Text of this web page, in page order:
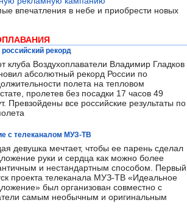
впечатления в небе и приобрести новых
рекорд
клуба Воздухоплаватели Владимир Гладков
абсолютный рекорд России по
полета на тепловом
пролетев без посадки 17 часов 49
Превзойдены все российские результаты по
с телеканалом МУЗ-ТВ
девушка мечтает, чтобы ее парень сделал
руки и сердца как можно более
и нестандартным способом. Первый
проекта телеканала МУЗ-ТВ «Идеальное
был организован совместно с
самым необычным и оригинальным